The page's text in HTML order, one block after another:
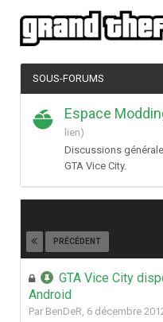
SOUS-FORUMS
Espace
lien)
Discussions
GTA Vice City.
PRÉCÉDENT
GTA Vice City
Android
Par BenDeR, 6 décembre